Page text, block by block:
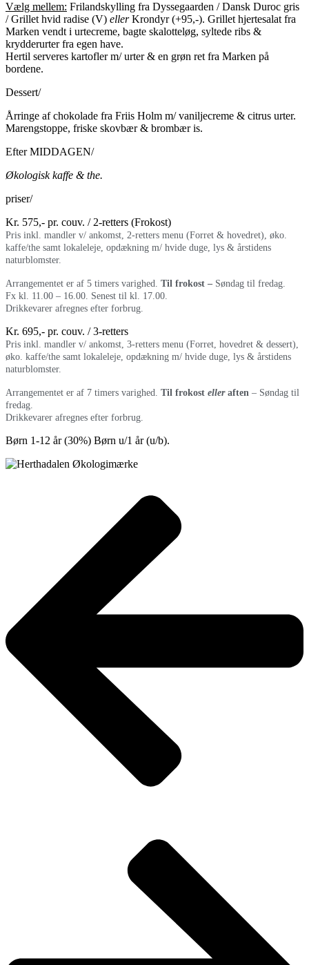
Vælg mellem: Frilandskylling fra Dyssegaarden / Dansk Duroc gris
/ Grillet hvid radise (V) ellerKrondyr (+95,-). Grillet hjertesalat fra
Marken vendt i urtecreme, bagte skalotteløg, syltede ribs &
krydderurter fra egen have.
Hertil serveres kartofler m/ urter & en grøn ret fra Marken på
bordene.
Dessert/
Årringe af chokolade fra Friis Holm m/ vaniljecreme & citrus urter.
Marengstoppe, friske skovbær & brombær is.
Efter MIDDAGEN/
Økologisk kaffe & the.
priser/
Kr. 575,- pr. couv. / 2-retters (Frokost)
Pris inkl. mandler v/ ankomst, 2-retters menu (Forret & hovedret), øko.
kaffe/the samt lokaleleje, opdækning m/ hvide duge, lys & årstidens
naturblomster.
Arrangementet er af 5 timers varighed. Til frokost – Søndag til fredag.
Fx kl. 11.00 – 16.00. Senest til kl. 17.00.
Drikkevarer afregnes efter forbrug.
Kr. 695,- pr. couv. / 3-retters
Pris inkl. mandler v/ ankomst, 3-retters menu (Forret, hovedret & dessert),
øko. kaffe/the samt lokaleleje, opdækning m/ hvide duge, lys & årstidens
naturblomster.
Arrangementet er af 7 timers varighed. Til frokost elleraften – Søndag til
fredag.
Drikkevarer afregnes efter forbrug.
Børn 1-12 år (30%) Børn u/1 år (u/b).